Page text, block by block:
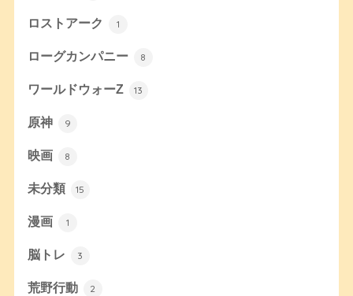
ロストアーク 1
ローグカンパニー 8
ワールドウォーZ 13
原神 9
映画 8
未分類 15
漫画 1
脳トレ 3
荒野行動 2